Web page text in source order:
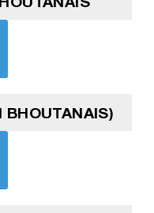
BHOUTANAIS)